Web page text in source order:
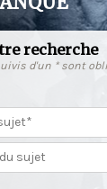
recherche
d'un * sont